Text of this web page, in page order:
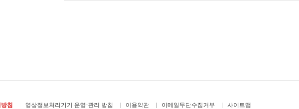
침 영상정보처리기기 운영·관리 방침 이용약관 이메일무단수집거부 사이트맵